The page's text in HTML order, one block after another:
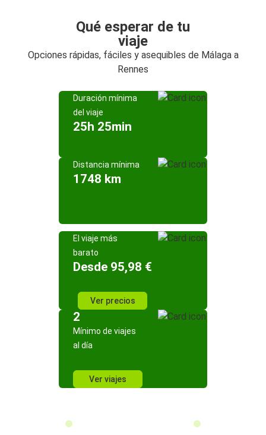
Qué esperar de tu
viaje
Opciones rápidas, fáciles y asequibles de Málaga a
Rennes
Duración mínima
del viaje
25h 25min
Distancia mínima
1748 km
El viaje más
barato
Desde 95,98 €
Ver precios
2
Mínimo de viajes
al día
Ver viajes